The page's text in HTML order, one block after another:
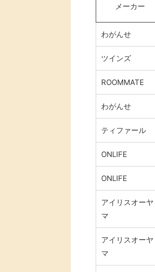
メーカー
わがんせ
ツインズ
ROOMMATE
わがんせ
ティファール
ONLIFE
ONLIFE
アイリスオーヤ
マ
アイリスオーヤ
マ